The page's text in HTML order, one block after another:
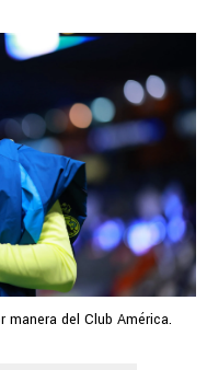
manera del Club América.